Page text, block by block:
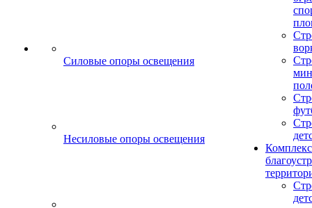
Силовые опоры освещения
Несиловые опоры освещения